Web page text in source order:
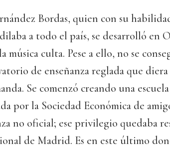
Bordas, quien con su
a todo el país, se desarrolló en
música culta. Pese a ello, no se
de enseñanza reglada que diera
Se comenzó creando una
por la Sociedad Económica de
no oficial; ese privilegio quedaba
de Madrid. Es en este último